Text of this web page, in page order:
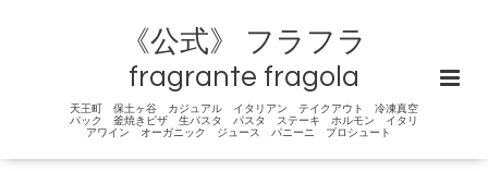
《公式》 フラフラ
fragrante fragola
天王町 保土ヶ谷 カジュアル イタリアン テイクアウト 冷凍真空
パック 釜焼きピザ 生パスタ パスタ ステーキ ホルモン イタリ
アワイン オーガニック ジュース パニーニ プロシュート